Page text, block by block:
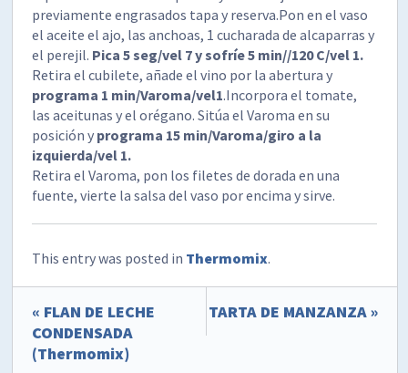
previamente engrasados tapa y reserva.Pon en el vaso
el aceite el ajo, las anchoas, 1 cucharada de alcaparras y
el perejil. Pica 5 seg/vel 7 y sofríe 5 min//120 C/vel 1.
Retira el cubilete, añade el vino por la abertura y
programa 1 min/Varoma/vel1.Incorpora el tomate,
las aceitunas y el orégano. Sitúa el Varoma en su
posición y programa 15 min/Varoma/giro a la
izquierda/vel 1.
Retira el Varoma, pon los filetes de dorada en una
fuente, vierte la salsa del vaso por encima y sirve.
This entry was posted in Thermomix.
« FLAN DE LECHE
CONDENSADA
(Thermomix)
TARTA DE MANZANZA »